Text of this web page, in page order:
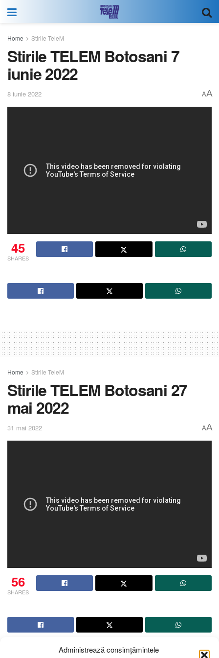
Administrează consimțămintele
Home Stirile TeleM
Stirile TELEM Botosani 7
iunie 2022
8 iunie 2022 AA
45
SHARES
Home Stirile TeleM
Stirile TELEM Botosani 27
mai 2022
31 mai 2022 AA
56
SHARES